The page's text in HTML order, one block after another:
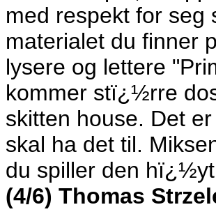
med respekt for seg
materialet du
lysere og lettere
kommer stï¿½rre
skitten house. Det
skal ha det til.
du spiller den
(4/6) Thomas